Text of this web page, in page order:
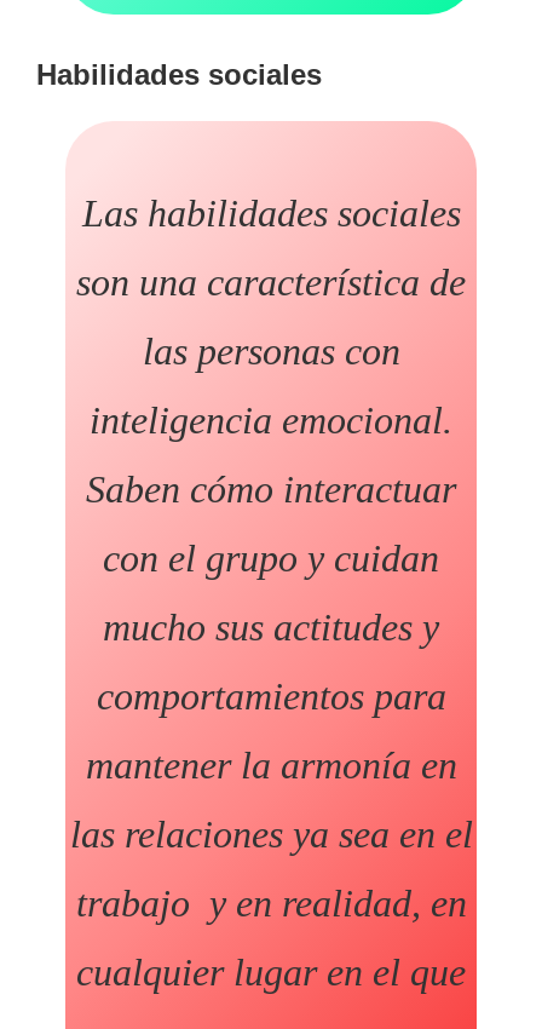
Habilidades sociales
Las habilidades sociales
son una característica de
las personas con
inteligencia emocional.
Saben cómo interactuar
con el grupo y cuidan
mucho sus actitudes y
comportamientos para
mantener la armonía en
las relaciones ya sea en el
trabajo y en realidad, en
cualquier lugar en el que